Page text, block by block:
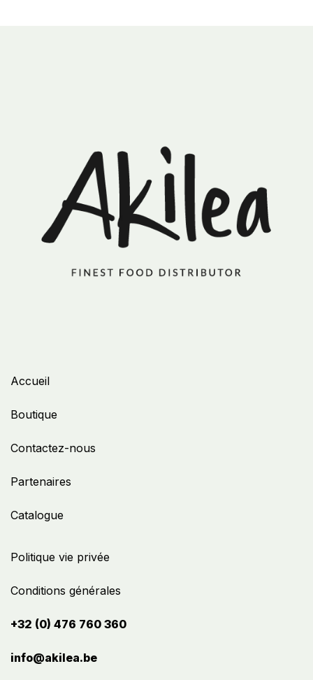
Politique vie privée
Conditions générales
+32 (0) 476 760 360
info@akilea.be​
Accueil
Boutique
Contactez-nous
Partenaires
Catalogue